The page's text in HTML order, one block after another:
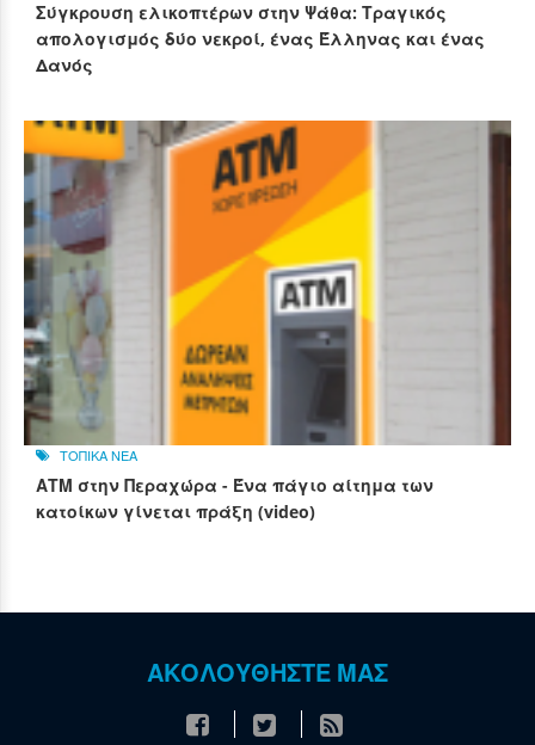
Σύγκρουση ελικοπτέρων στην Ψάθα: Τραγικός
απολογισμός δύο νεκροί, ένας Έλληνας και ένας
Δανός
ΤΟΠΙΚΑ ΝΕΑ
ΑΤΜ στην Περαχώρα - Ένα πάγιο αίτημα των
κατοίκων γίνεται πράξη (video)
ΑΚΟΛΟΥΘΗΣΤΕ ΜΑΣ